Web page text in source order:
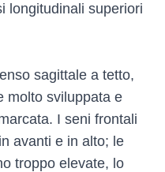
longitudinali superiori
sagittale a tetto,
molto sviluppata e
I seni frontali
avanti e in alto; le
troppo elevate, lo